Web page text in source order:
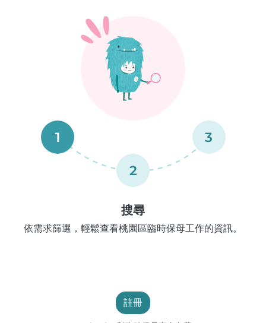
1
2
3
搜尋
依需求篩選，輕鬆查看桃園區臨時保母工作的資訊。
註冊